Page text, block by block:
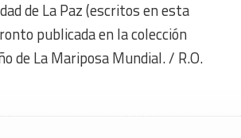
de La Paz (escritos en esta
publicada en la colección
de La Mariposa Mundial. / R.O.